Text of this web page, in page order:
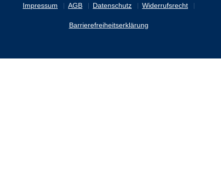
Impressum AGB Datenschutz Widerrufsrecht
Barrierefreiheitserklärung